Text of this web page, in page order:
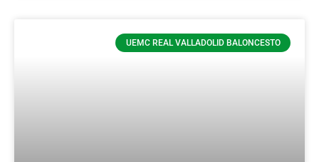
UEMC REAL VALLADOLID BALONCESTO